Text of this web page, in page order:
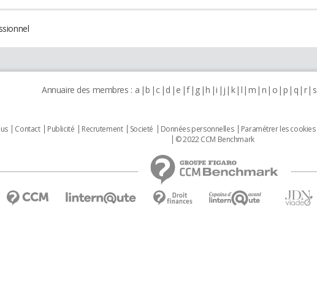
Annuaire des membres : a b c d e f g h i j k l m n o p q r s
Contact Publicité Recrutement Societé Données personnelles Paramétrer les cookies
© 2022 CCM Benchmark